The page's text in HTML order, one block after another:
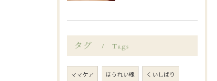
タグ Tags
ママケア ほうれい線 くいしばり